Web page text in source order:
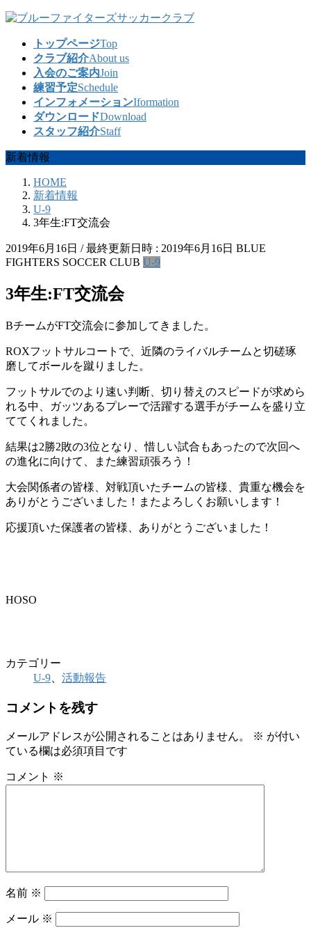
コ
プ
ナ
動
トップページTop
クラブ紹介About us
入会のご案内Join
練習予定Schedule
インフォメーションIformation
ダウンロードDownload
スタッフ紹介Staff
新着情報
HOME
新着情報
U-9
3年生:FT交流会
2019年6月16日 / 最終更新日時 : 2019年6月16日 BLUE
FIGHTERS SOCCER CLUB U-9
3年生:FT交流会
BチームがFT交流会に参加してきました。
ROXフットサルコートで、近隣のライバルチームと切磋琢
磨してボールを蹴りました。
フットサルでのより速い判断、切り替えのスピードが求めら
れる中、ガッツあるプレーで活躍する選手がチームを盛り立
ててくれました。
結果は2勝2敗の3位となり、惜しい試合もあったので次回へ
の進化に向けて、また練習頑張ろう！
大会関係者の皆様、対戦頂いたチームの皆様、貴重な機会を
ありがとうございました！またよろしくお願いします！
応援頂いた保護者の皆様、ありがとうございました！
HOSO
カテゴリー
U-9
活動報告
コメントを残す
メールアドレスが公開されることはありません。 ※ が付い
ている欄は必須項目です
コメント ※
名前 ※
メール ※